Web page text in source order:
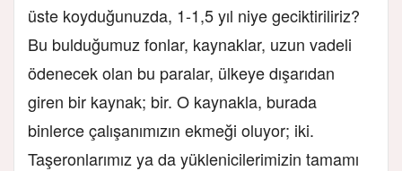
üste koyduğunuzda, 1-1,5 yıl niye geciktiriliriz?
Bu bulduğumuz fonlar, kaynaklar, uzun vadeli
ödenecek olan bu paralar, ülkeye dışarıdan
giren bir kaynak; bir. O kaynakla, burada
binlerce çalışanımızın ekmeği oluyor; iki.
Taşeronlarımız ya da yüklenicilerimizin tamamı